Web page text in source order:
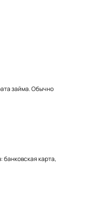
займа. Обычно
банковская карта,